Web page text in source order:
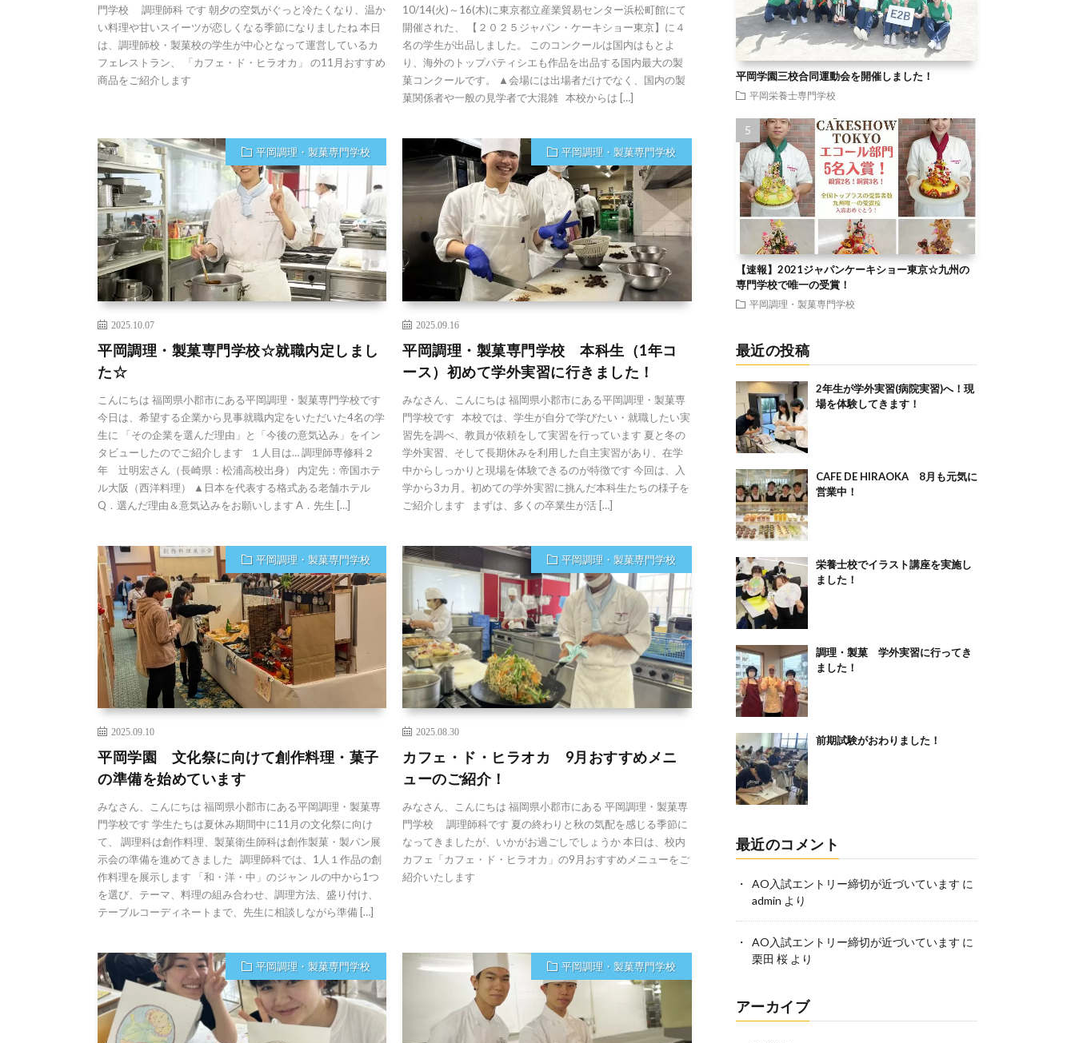
門学校 調理師科 です 朝夕の空気がぐっと冷たくなり、温か
い料理や甘いスイーツが恋しくなる季節になりましたね 本日
は、調理師校・製菓校の学生が中心となって運営しているカ
フェレストラン、 「カフェ・ド・ヒラオカ」 の11月おすすめ
商品をご紹介します
10/14(火)～16(木)に東京都立産業貿易センター浜松町館にて
開催された、 【２０２５ジャパン・ケーキショー東京】に４
名の学生が出品しました。 このコンクールは国内はもとよ
り、海外のトップパティシエも作品を出品する国内最大の製
菓コンクールです。 ▲会場には出場者だけでなく、国内の製
菓関係者や一般の見学者で大混雑 本校からは […]
平岡調理・製菓専門学校
2025.10.07
平岡調理・製菓専門学校☆就職内定しまし
た☆
こんにちは 福岡県小郡市にある平岡調理・製菓専門学校です
今日は、希望する企業から見事就職内定をいただいた4名の学
生に 「その企業を選んだ理由」と「今後の意気込み」をイン
タビューしたのでご紹介します １人目は… 調理師専修科２
年 辻明宏さん（長崎県：松浦高校出身） 内定先：帝国ホテ
ル大阪（西洋料理） ▲日本を代表する格式ある老舗ホテル
Q．選んだ理由＆意気込みをお願いします A．先生 […]
平岡調理・製菓専門学校
2025.09.16
平岡調理・製菓専門学校 本科生（1年コ
ース）初めて学外実習に行きました！
みなさん、こんにちは 福岡県小郡市にある平岡調理・製菓専
門学校です 本校では、学生が自分で学びたい・就職したい実
習先を調べ、教員が依頼をして実習を行っています 夏と冬の
学外実習、そして長期休みを利用した自主実習があり、在学
中からしっかりと現場を体験できるのが特徴です 今回は、入
学から3カ月。初めての学外実習に挑んだ本科生たちの様子を
ご紹介します まずは、多くの卒業生が活 […]
平岡調理・製菓専門学校
2025.09.10
平岡学園 文化祭に向けて創作料理・菓子
の準備を始めています
みなさん、こんにちは 福岡県小郡市にある平岡調理・製菓専
門学校です 学生たちは夏休み期間中に11月の文化祭に向け
て、 調理科は創作料理、製菓衛生師科は創作製菓・製パン展
示会の準備を進めてきました 調理師科では、1人１作品の創
作料理を展示します 「和・洋・中」のジャン ルの中から1つ
を選び、テーマ、料理の組み合わせ、調理方法、盛り付け、
テーブルコーディネートまで、先生に相談しながら準備 […]
平岡調理・製菓専門学校
2025.08.30
カフェ・ド・ヒラオカ 9月おすすめメニ
ューのご紹介！
みなさん、こんにちは 福岡県小郡市にある 平岡調理・製菓専
門学校 調理師科です 夏の終わりと秋の気配を感じる季節に
なってきましたが、いかがお過ごしでしょうか 本日は、校内
カフェ「カフェ・ド・ヒラオカ」の9月おすすめメニューをご
紹介いたします
平岡調理・製菓専門学校 平岡調理・製菓専門学校
平岡学園三校合同運動会を開催しました！
平岡栄養士専門学校
【速報】2021ジャパンケーキショー東京☆九州の
専門学校で唯一の受賞！
平岡調理・製菓専門学校
最近の投稿
2年生が学外実習(病院実習)へ！現
場を体験してきます！
CAFE DE HIRAOKA 8月も元気に
営業中！
栄養士校でイラスト講座を実施し
ました！
調理・製菓 学外実習に行ってき
ました！
前期試験がおわりました！
最近のコメント
AO入試エントリー締切が近づいています に
admin より
AO入試エントリー締切が近づいています に
栗田 桜より
アーカイブ